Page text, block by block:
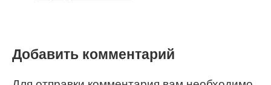
Добавить комментарий